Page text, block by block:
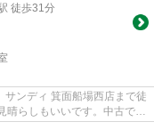
徒歩31分
ンディ 箕面船場西店まで徒
晴らしもいいです。中古であ